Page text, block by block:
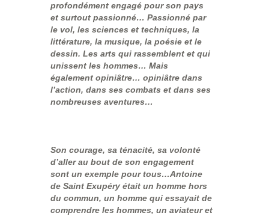
profondément engagé pour son pays
et surtout passionné… Passionné par
le vol, les sciences et techniques, la
littérature, la musique, la poésie et le
dessin. Les arts qui rassemblent et qui
unissent les hommes… Mais
également opiniâtre… opiniâtre dans
l’action, dans ses combats et dans ses
nombreuses aventures…
Son courage, sa ténacité, sa volonté
d’aller au bout de son engagement
sont un exemple pour tous…Antoine
de Saint Exupéry était un homme hors
du commun, un homme qui essayait de
comprendre les hommes, un aviateur et